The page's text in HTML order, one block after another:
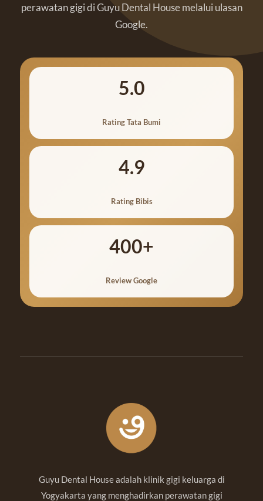
perawatan gigi di Guyu Dental House melalui ulasan
Google.
5.0
Rating Tata Bumi
4.9
Rating Bibis
400+
Review Google
Guyu Dental House adalah klinik gigi keluarga di
Yogyakarta yang menghadirkan perawatan gigi